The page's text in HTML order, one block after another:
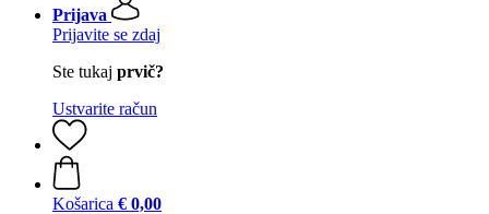
Prijava
Prijavite se zdaj
Ste tukaj prvič?
Ustvarite račun
Košarica € 0,00